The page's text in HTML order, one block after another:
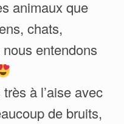
animaux que
chats,
entendons
à l’aise avec
de bruits,